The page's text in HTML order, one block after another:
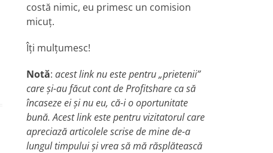
costă nimic, eu primesc un comision
micuț.
Îți mulțumesc!
Notă: acest link nu este pentru „prietenii”
care și-au făcut cont de Profitshare ca să
încaseze ei și nu eu, că-i o oportunitate
bună. Acest link este pentru vizitatorul care
apreciază articolele scrise de mine de-a
lungul timpului și vrea să mă răsplătească